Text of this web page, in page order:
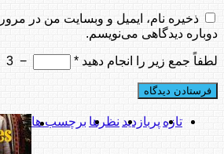
ذخیره نام، ایمیل و وبسایت من در
دوباره دیدگاهی می‌نویسم.
لطفاً جمع زیر را انجام دهید *
−
3
تازه پربازدید نظرها برچسب ها